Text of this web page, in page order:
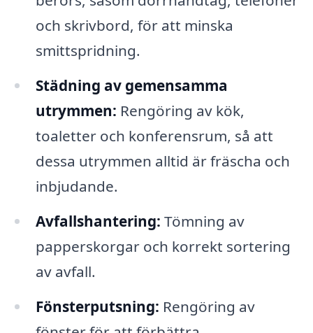
och skrivbord, för att minska
smittspridning.
Städning av gemensamma
utrymmen: Rengöring av kök,
toaletter och konferensrum, så att
dessa utrymmen alltid är fräscha och
inbjudande.
Avfallshantering: Tömning av
papperskorgar och korrekt sortering
av avfall.
Fönsterputsning: Rengöring av